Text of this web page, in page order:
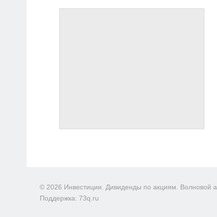
© 2026 Инвестиции. Дивиденды по акциям. Волновой
Поддержка: 73q.ru